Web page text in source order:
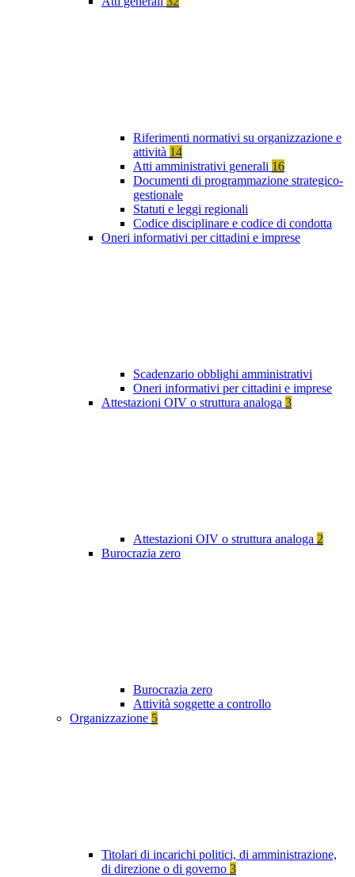
Riferimenti normativi su organizzazione e
attività 14
Atti amministrativi generali 16
Documenti di programmazione strategico-
gestionale
Statuti e leggi regionali
Codice disciplinare e codice di condotta
Oneri informativi per cittadini e imprese
Scadenzario obblighi amministrativi
Oneri informativi per cittadini e imprese
Attestazioni OIV o struttura analoga 3
Attestazioni OIV o struttura analoga 2
Burocrazia zero
Burocrazia zero
Attività soggette a controllo
Organizzazione 5
Titolari di incarichi politici, di amministrazione,
di direzione o di governo 3